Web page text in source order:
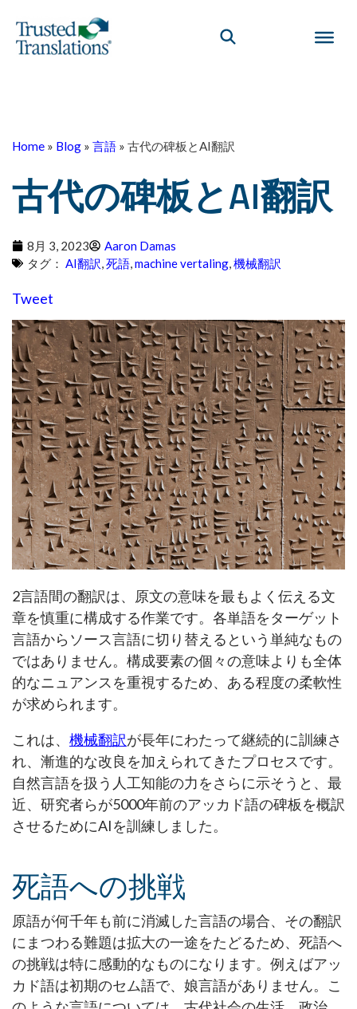
Home » Blog » 言語 » 古代の碑板とAI翻訳
古代の碑板とAI翻訳
8月 3, 2023
Aaron Damas
タグ： AI翻訳,死語,machine vertaling,機械翻訳
Tweet
2言語間の翻訳は、原文の意味を最もよく伝える文
章を慎重に構成する作業です。各単語をターゲット
言語からソース言語に切り替えるという単純なもの
ではありません。構成要素の個々の意味よりも全体
的なニュアンスを重視するため、ある程度の柔軟性
が求められます。
これは、 機械翻訳が長年にわたって継続的に訓練さ
れ、漸進的な改良を加えられてきたプロセスです。
自然言語を扱う人工知能の力をさらに示そうと、最
近、研究者らが5000年前のアッカド語の碑板を概訳
させるためにAIを訓練しました。
死語への挑戦
原語が何千年も前に消滅した言語の場合、その翻訳
にまつわる難題は拡大の一途をたどるため、死語へ
の挑戦は特に感動的なものになります。例えばアッ
カド語は初期のセム語で、娘言語がありません。こ